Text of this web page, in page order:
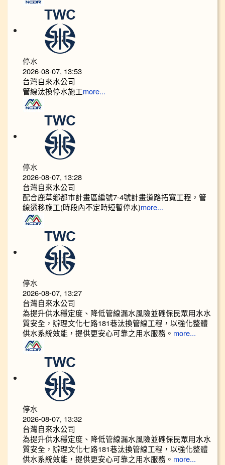
停水
2026-08-07, 13:53
台灣自來水公司
管線汰換停水施工more...
停水
2026-08-07, 13:28
台灣自來水公司
配合鹿草鄉都市計畫區編號7-4號計畫道路拓寬工程，管
線遷移施工(時段內不定時短暫停水)more...
停水
2026-08-07, 13:27
台灣自來水公司
為提升供水穩定度、降低管線漏水風險並確保民眾用水水
質安全，辦理文化七路181巷汰換管線工程，以強化整體
供水系統效能，提供更安心可靠之用水服務。 more...
停水
2026-08-07, 13:32
台灣自來水公司
為提升供水穩定度、降低管線漏水風險並確保民眾用水水
質安全，辦理文化七路181巷汰換管線工程，以強化整體
供水系統效能，提供更安心可靠之用水服務。 more...